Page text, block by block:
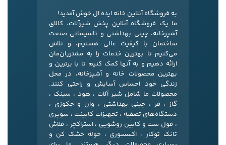
به فروشگاه آنلاین خانه ایده ال خوش آمدید!
ما یک فروشگاه آنلاین پخش شیرآلات، کالای
آشپزخانه، چینی بهداشتی و تاسیساتی صنعت
ساختمان با کیفیت عالی هستیم، و تلاش
می‌کنیم تا بهترین خدمات را به مشتریان‌مان
ارائه دهیم و به آنها کمک کنیم تا با برترین و
بهترین محصولات خانه و آشپزخانه، در محل
زندگی خود احساس آسایش و راحتی کنند.
محصولات ما شامل شیر آلات ، هود ، سینک ،
گاز ، فر ، چینی بهداشتی ، وان و جکوزی ،
دستگاه‌های تصفیه ، تجهیزات کابینت ، سوپری
، فول ست و کابین روشویی ، استراکچر ، فلاش
تانک توکار ، اکسسوری ، حوله خشک کن و